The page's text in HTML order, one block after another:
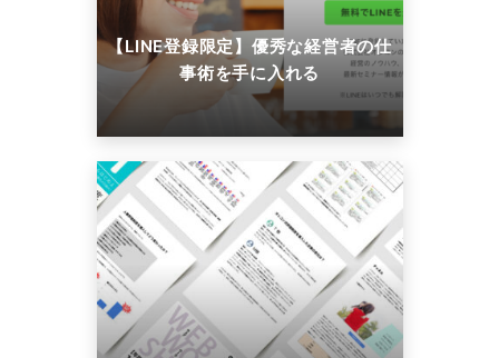
【LINE登録限定】優秀な経営者の仕
事術を手に入れる